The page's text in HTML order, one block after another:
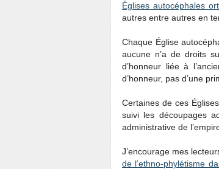
Églises autocéphales
autres entre autres en
Chaque Église
aucune n’a de droits
d’honneur liée à
d’honneur, pas d’une
Certaines de ces
suivi les découpages
administrative de
J’encourage mes
de l’ethno-phylétisme